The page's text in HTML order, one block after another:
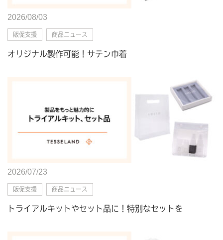
2026/08/03
販促支援 商品ニュース
オリジナル製作可能！サテン巾着
2026/07/23
販促支援 商品ニュース
トライアルキットやセット品に！特別なセットを